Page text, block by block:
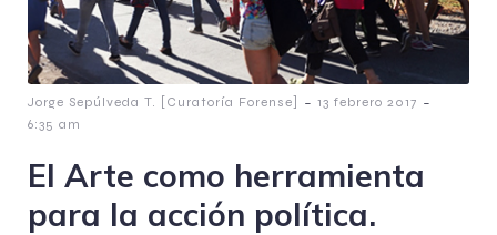
Jorge Sepúlveda T. [Curatoría Forense] - 13 febrero 2017 -
6:35 am
El Arte como herramienta
para la acción política.